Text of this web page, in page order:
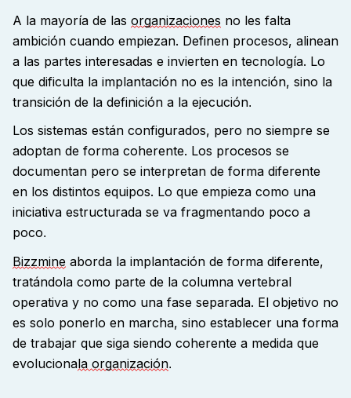
A la mayoría de las organizaciones no les falta
ambición cuando empiezan. Definen procesos, alinean
a las partes interesadas e invierten en tecnología. Lo
que dificulta la implantación no es la intención, sino la
transición de la definición a la ejecución.
Los sistemas están configurados, pero no siempre se
adoptan de forma coherente. Los procesos se
documentan pero se interpretan de forma diferente
en los distintos equipos. Lo que empieza como una
iniciativa estructurada se va fragmentando poco a
poco.
Bizzmine aborda la implantación de forma diferente,
tratándola como parte de la columna vertebral
operativa y no como una fase separada. El objetivo no
es solo ponerlo en marcha, sino establecer una forma
de trabajar que siga siendo coherente a medida que
evolucionala organización.